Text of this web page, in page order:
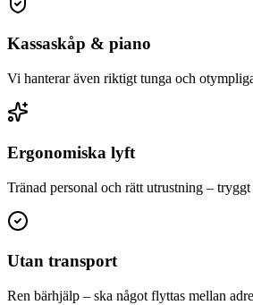
Kassaskåp & piano
Vi hanterar även riktigt tunga och
Ergonomiska lyft
Tränad personal och rätt utrustning –
Utan transport
Ren bärhjälp – ska något flyttas mellan